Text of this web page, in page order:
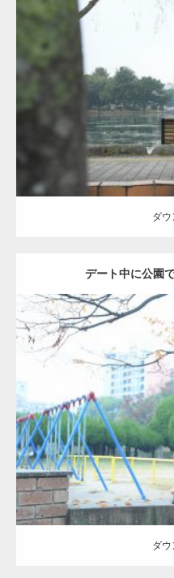
公園のマッチョ
ダウンロード
ダウ
デート中に公園
Category:公園のマッチョ
ダウンロード
ダウ